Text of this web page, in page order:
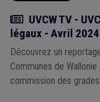
Actualité
UVCW TV -
légaux - Avril 2024
Découvrez un
Communes de
commission des